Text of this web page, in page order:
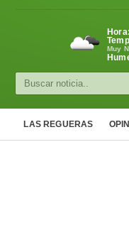
Cultura
Muy
LAS REGUERAS